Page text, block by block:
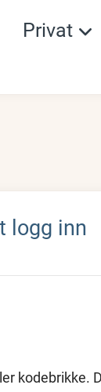
Privat
logg inn
kodebrikke.